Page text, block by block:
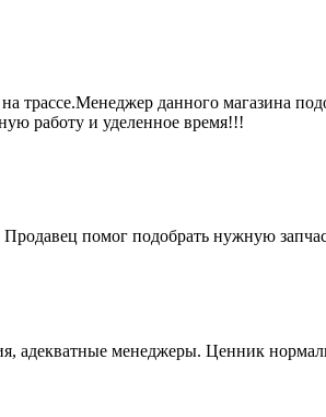
трассе.Менеджер данного магазина
работу и уделенное время!!!
Продавец помог подобрать нужную
адекватные менеджеры. Ценник